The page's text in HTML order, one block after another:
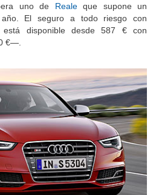
uno de Realeque supone un
El seguro a todo riesgo con
está disponible desde 587 € con
€—.